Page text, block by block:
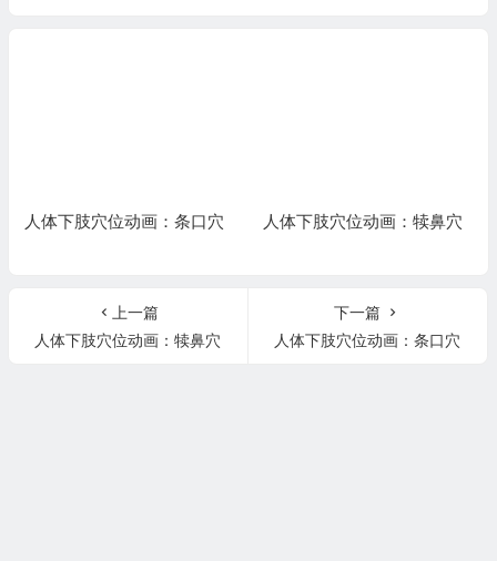
人体下肢穴位动画：条口穴 人体下肢穴位动画：犊鼻穴
上一篇
人体下肢穴位动画：犊鼻穴
下一篇
人体下肢穴位动画：条口穴